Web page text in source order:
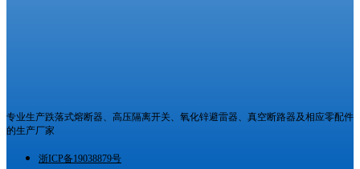
专业生产跌落式熔断器、高压隔离开关、氧化锌避雷器、真空断路器及相应零配件
的生产厂家
浙ICP备19038879号